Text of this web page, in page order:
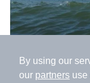
By using our
our partners use